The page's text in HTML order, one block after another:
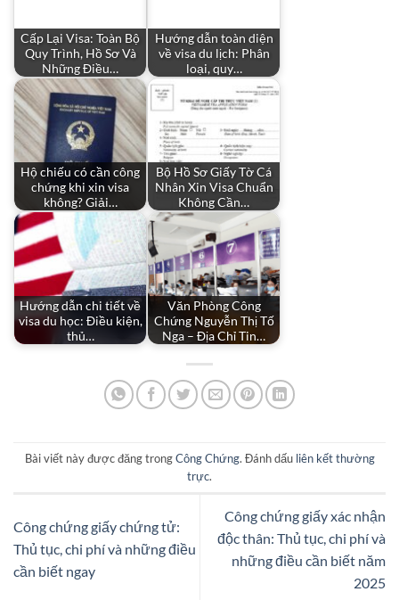
Cấp Lại Visa: Toàn Bộ
Quy Trình, Hồ Sơ Và
Những Điều…
Hướng dẫn toàn diện
về visa du lịch: Phân
loại, quy…
Hộ chiếu có cần công
chứng khi xin visa
không? Giải…
Bộ Hồ Sơ Giấy Tờ Cá
Nhân Xin Visa Chuẩn
Không Cần…
Hướng dẫn chi tiết về
visa du học: Điều kiện,
thủ…
Văn Phòng Công
Chứng Nguyễn Thị Tố
Nga – Địa Chỉ Tin…
Bài viết này được đăng trongCông Chứng. Đánh dấu liên kết thường
trực.
Công chứng giấy chứng tử:
Thủ tục, chi phí và những điều
cần biết ngay
Công chứng giấy xác nhận
độc thân: Thủ tục, chi phí và
những điều cần biết năm
2025